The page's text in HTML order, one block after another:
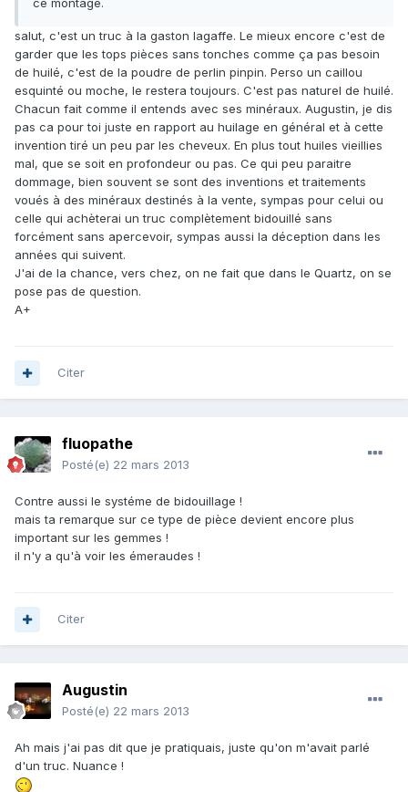
ce montage.
salut, c'est un truc à la gaston lagaffe. Le mieux encore c'est de
garder que les tops pièces sans tonches comme ça pas besoin
de huilé, c'est de la poudre de perlin pinpin. Perso un caillou
esquinté ou moche, le restera toujours. C'est pas naturel de huilé.
Chacun fait comme il entends avec ses minéraux. Augustin, je dis
pas ca pour toi juste en rapport au huilage en général et à cette
invention tiré un peu par les cheveux. En plus tout huiles vieillies
mal, que se soit en profondeur ou pas. Ce qui peu paraitre
dommage, bien souvent se sont des inventions et traitements
voués à des minéraux destinés à la vente, sympas pour celui ou
celle qui achèterai un truc complètement bidouillé sans
forcément sans apercevoir, sympas aussi la déception dans les
années qui suivent.
J'ai de la chance, vers chez, on ne fait que dans le Quartz, on se
pose pas de question.
A+
Citer
fluopathe
Posté(e) 22 mars 2013
Contre aussi le systéme de bidouillage !
mais ta remarque sur ce type de pièce devient encore plus
important sur les gemmes !
il n'y a qu'à voir les émeraudes !
Citer
Augustin
Posté(e) 22 mars 2013
Ah mais j'ai pas dit que je pratiquais, juste qu'on m'avait parlé
d'un truc. Nuance !